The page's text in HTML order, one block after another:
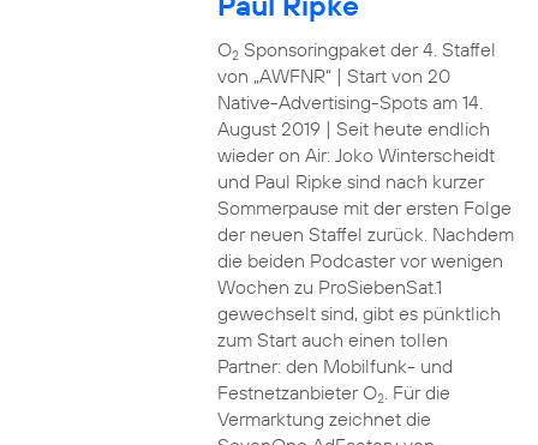
O2Sponsoringpaket der 4. Staffel
von „AWFNR“ | Start von 20
Native-Advertising-Spots am 14.
August 2019 | Seit heute endlich
wieder on Air: Joko Winterscheidt
und Paul Ripke sind nach kurzer
Sommerpause mit der ersten Folge
der neuen Staffel zurück. Nachdem
die beiden Podcaster vor wenigen
Wochen zu ProSiebenSat.1
gewechselt sind, gibt es pünktlich
zum Start auch einen tollen
Partner: den Mobilfunk- und
Festnetzanbieter O2. Für die
Vermarktung zeichnet die